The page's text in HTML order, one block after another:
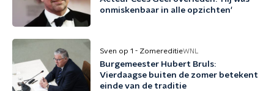
onmiskenbaar in alle opzichten'
Sven op 1 - ZomereditieWNL
Burgemeester Hubert Bruls:
Vierdaagse buiten de zomer betekent
einde van de traditie